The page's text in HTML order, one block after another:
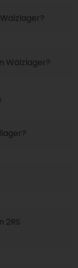
Wälzlager?
2RS